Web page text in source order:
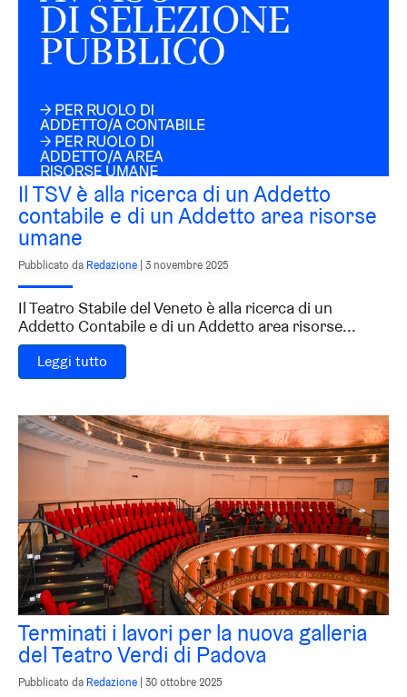
Il TSV è alla ricerca di un Addetto
contabile e di un Addetto area risorse
umane
Pubblicato da Redazione 3 novembre 2025
Il Teatro Stabile del Veneto è alla ricerca di un
Addetto Contabile e di un Addetto area risorse...
Leggi tutto
Terminati i lavori per la nuova galleria
del Teatro Verdi di Padova
Pubblicato da Redazione 30 ottobre 2025